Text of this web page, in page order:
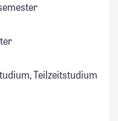
Teilzeitstudium